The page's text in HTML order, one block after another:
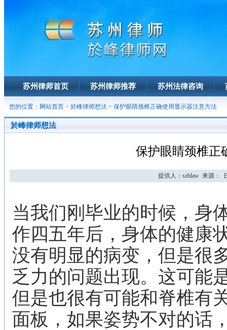
苏州律师首页 苏州律师推荐 苏州法律咨询
您的位置： 网站首页 > 於峰律师想法 > 保护眼睛颈椎正确使用显示器注意方法
於峰律师想法
保护眼睛颈椎正
提供人：szhlaw 来源：
当我们刚毕业的时候，身
作四五年后，身体的健康
没有明显的病变，但是很
乏力的问题出现。这可能
但是也很有可能和脊椎有
面板，如果姿势不对的话